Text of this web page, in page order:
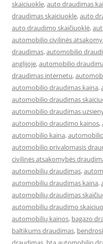
skaiciuokle,auto draudimas
draudimas skaiciuokle,auto
auto draudimo skaičiuoklė,
automobilio civilinės
draudimas,automobilio
anglijoje,automobilio
draudimas internetu,
automobilio draudimas kaina,
automobilio draudimas
automobilio draudimas
automobilio draudimo kainos,
automobilio kaina,
automobilio privalomasis
civilinės atsakomybės
automobilių draudimas,
automobiliu draudimas kaina,
automobilių draudimas
automobiliu draudimo
automobilių kainos, bagazo
baltikums draudimas,